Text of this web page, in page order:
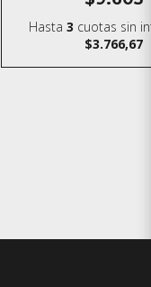
Hasta3 cuotas sin
$3.766,67